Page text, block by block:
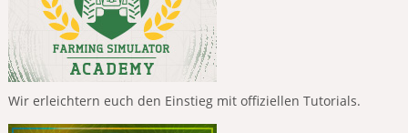
Wir erleichtern euch den Einstieg mit offiziellen Tutorials.